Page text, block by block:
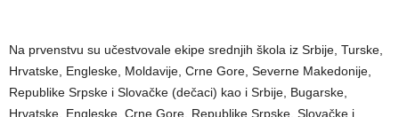
Na prvenstvu su učestvovale ekipe srednjih škola iz Srbije, Turske,
Hrvatske, Engleske, Moldavije, Crne Gore, Severne Makedonije,
Republike Srpske i Slovačke (dečaci) kao i Srbije, Bugarske,
Hrvatske, Engleske, Crne Gore, Republike Srpske, Slovačke i